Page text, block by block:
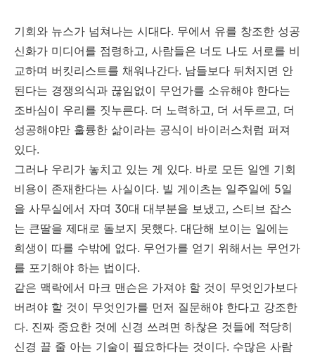
기회와 뉴스가 넘쳐나는 시대다. 무에서 유를 창조한 성공
신화가 미디어를 점령하고, 사람들은 너도 나도 서로를 비
교하며 버킷리스트를 채워나간다. 남들보다 뒤처지면 안
된다는 경쟁의식과 끊임없이 무언가를 소유해야 한다는
조바심이 우리를 짓누른다. 더 노력하고, 더 서두르고, 더
성공해야만 훌륭한 삶이라는 공식이 바이러스처럼 퍼져
있다.
그러나 우리가 놓치고 있는 게 있다. 바로 모든 일엔 기회
비용이 존재한다는 사실이다. 빌 게이츠는 일주일에 5일
을 사무실에서 자며 30대 대부분을 보냈고, 스티브 잡스
는 큰딸을 제대로 돌보지 못했다. 대단해 보이는 일에는
희생이 따를 수밖에 없다. 무언가를 얻기 위해서는 무언가
를 포기해야 하는 법이다.
같은 맥락에서 마크 맨슨은 가져야 할 것이 무엇인가보다
버려야 할 것이 무엇인가를 먼저 질문해야 한다고 강조한
다. 진짜 중요한 것에 신경 쓰려면 하찮은 것들에 적당히
신경 끌 줄 아는 기술이 필요하다는 것이다. 수많은 사람